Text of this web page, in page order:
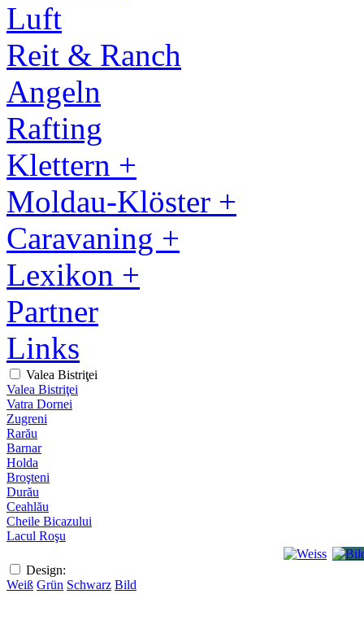
Luft
Reit & Ranch
Angeln
Rafting
Klettern +
Moldau-Klöster +
Caravaning +
Lexikon +
Partner
Links
Valea Bistriţei
Valea Bistriţei
Vatra Dornei
Zugreni
Rarău
Barnar
Holda
Broşteni
Durău
Ceahlău
Cheile Bicazului
Lacul Roşu
Design:
Weiß Grün Schwarz Bild